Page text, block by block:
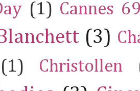
(1) Cannes
(3)
(1) Christollen